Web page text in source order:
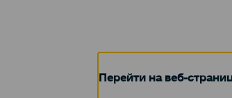
Перейти на веб-